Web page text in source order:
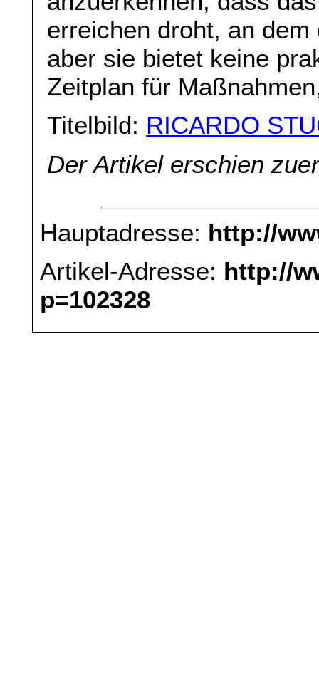
erreichen droht, an
aber sie bietet keine
Zeitplan für
Titelbild: RICARDO
Der Artikel erschien
Hauptadresse: http://
Artikel-Adresse: http://
p=102328